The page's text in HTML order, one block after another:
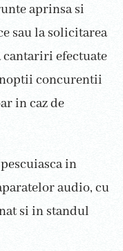
aprinsa si
sau la solicitarea
efectuate
concurentii
in caz de
in
audio, cu
si in standul